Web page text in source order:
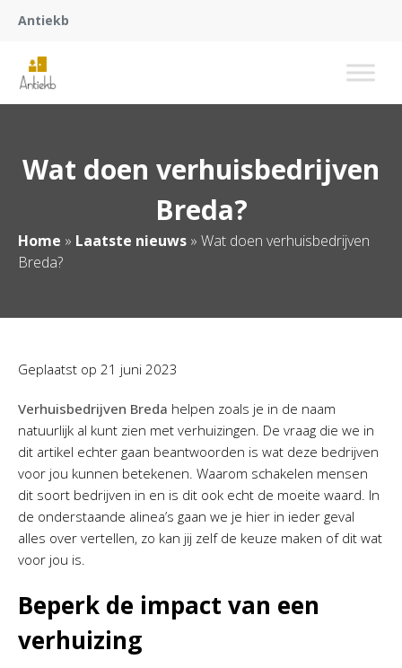
Antiekb
Wat doen verhuisbedrijven
Breda?
Home » Laatste nieuws » Wat doen verhuisbedrijven
Breda?
Geplaatst op 21 juni 2023
Verhuisbedrijven Breda helpen zoals je in de naam
natuurlijk al kunt zien met verhuizingen. De vraag die we in
dit artikel echter gaan beantwoorden is wat deze bedrijven
voor jou kunnen betekenen. Waarom schakelen mensen
dit soort bedrijven in en is dit ook echt de moeite waard. In
de onderstaande alinea’s gaan we je hier in ieder geval
alles over vertellen, zo kan jij zelf de keuze maken of dit wat
voor jou is.
Beperk de impact van een
verhuizing